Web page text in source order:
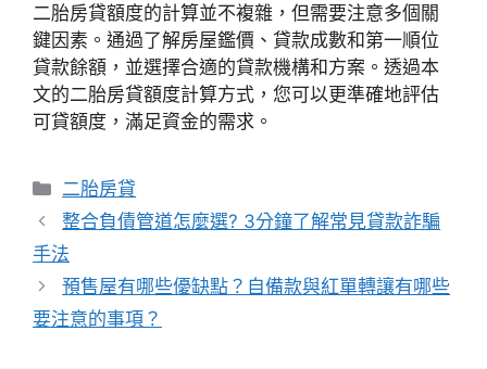
二胎房貸額度的計算並不複雜，但需要注意多個關
鍵因素。通過了解房屋鑑價、貸款成數和第一順位
貸款餘額，並選擇合適的貸款機構和方案。透過本
文的二胎房貸額度計算方式，您可以更準確地評估
可貸額度，滿足資金的需求。
分
類
二胎房貸
整合負債管道怎麼選? 3分鐘了解常見貸款詐騙
手法
預售屋有哪些優缺點？自備款與紅單轉讓有哪些
要注意的事項？